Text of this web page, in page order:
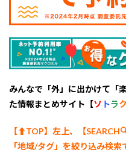
みんなで「外」に出かけて「
た情報まとめサイト【ソ トラク
【⬆︎TOP】左上、【
「地域/タグ」を絞り込み検